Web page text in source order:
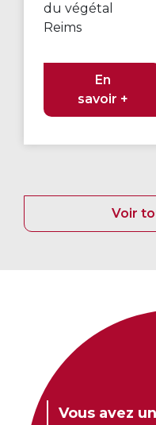
du végétal
Reims
En
savoir +
Voir
Vous avez